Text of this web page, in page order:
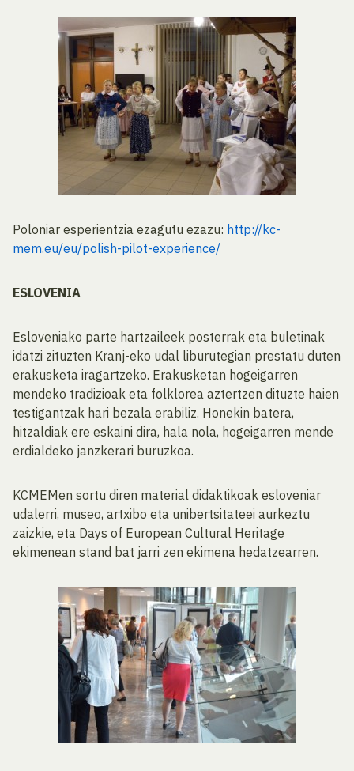
Poloniar esperientzia ezagutu ezazu: http://kc-
mem.eu/eu/polish-pilot-experience/
ESLOVENIA
Esloveniako parte hartzaileek posterrak eta buletinak
idatzi zituzten Kranj-eko udal liburutegian prestatu duten
erakusketa iragartzeko. Erakusketan hogeigarren
mendeko tradizioak eta folklorea aztertzen dituzte haien
testigantzak hari bezala erabiliz. Honekin batera,
hitzaldiak ere eskaini dira, hala nola, hogeigarren mende
erdialdeko janzkerari buruzkoa.
KCMEMen sortu diren material didaktikoak esloveniar
udalerri, museo, artxibo eta unibertsitateei aurkeztu
zaizkie, eta Days of European Cultural Heritage
ekimenean stand bat jarri zen ekimena hedatzearren.